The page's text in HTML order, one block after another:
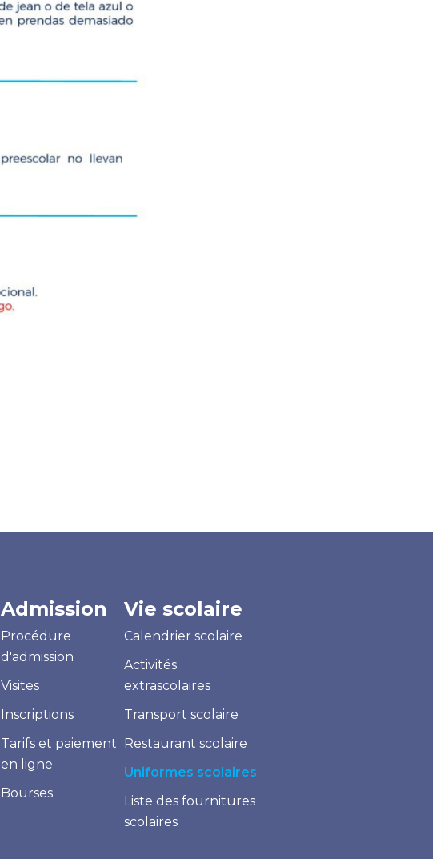
Admission
Procédure
d'admission
Visites
Inscriptions
Tarifs et paiement
en ligne
Bourses
Vie scolaire
Calendrier scolaire
Activités
extrascolaires
Transport scolaire
Restaurant scolaire
Uniformes scolaires
Liste des fournitures
scolaires